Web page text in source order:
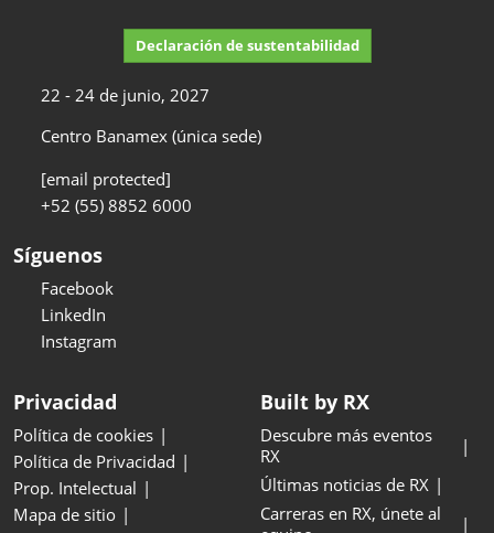
Declaración de sustentabilidad
22 - 24 de junio, 2027
Centro Banamex (única sede)
[email protected]
+52 (55) 8852 6000
Síguenos
Facebook
LinkedIn
Instagram
Privacidad
Política de cookies
Política de Privacidad
Prop. Intelectual
Mapa de sitio
Built by RX
Descubre más eventos
RX
Últimas noticias de RX
Carreras en RX, únete al